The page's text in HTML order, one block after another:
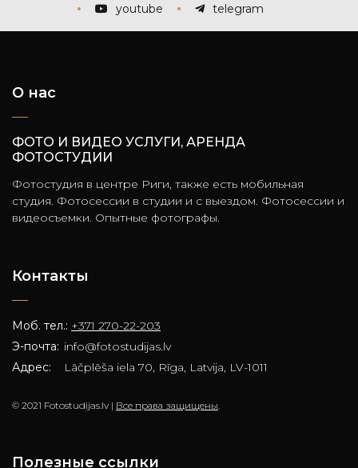
youtube
telegram
О нас
ФОТО И ВИДЕО УСЛУГИ, АРЕНДА
ФОТОСТУДИИ
Фотостудия в центре Риги, также есть мобильная
студия. Фотосессии в студии и с выездом. Фотосессии и
видеосъемки. Опытные фотографы.
Контакты
Моб. тел.: +371 270-22-203
Э-почта: info@fotostudijas.lv
Адрес:
Lāčplēša iela 70, Rīga, Latvija, LV-1011
© 2021 Fotostudijas.lv | Все права защищены
Полезные ссылки